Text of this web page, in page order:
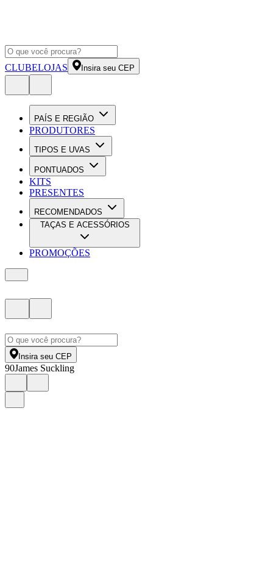
CLUBELOJAS Insira seu CEP
PAÍS E REGIÃO
PRODUTORES
TIPOS E UVAS
PONTUADOS
KITS
PRESENTES
RECOMENDADOS
TAÇAS E ACESSÓRIOS
PROMOÇÕES
Insira seu CEP
90James Suckling